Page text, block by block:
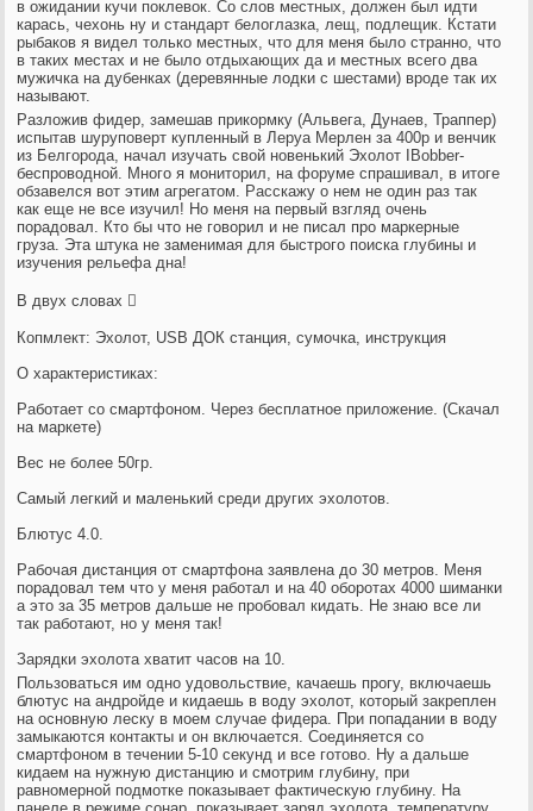
в ожидании кучи поклевок. Со слов местных, должен был идти
карась, чехонь ну и стандарт белоглазка, лещ, подлещик. Кстати
рыбаков я видел только местных, что для меня было странно, что
в таких местах и не было отдыхающих да и местных всего два
мужичка на дубенках (деревянные лодки с шестами) вроде так их
называют.
Разложив фидер, замешав прикормку (Альвега, Дунаев, Траппер)
испытав шуруповерт купленный в Леруа Мерлен за 400р и венчик
из Белгорода, начал изучать свой новенький Эхолот IBobber-
беспроводной. Много я мониторил, на форуме спрашивал, в итоге
обзавелся вот этим агрегатом. Расскажу о нем не один раз так
как еще не все изучил! Но меня на первый взгляд очень
порадовал. Кто бы что не говорил и не писал про маркерные
груза. Эта штука не заменимая для быстрого поиска глубины и
изучения рельефа дна!
В двух словах 
Копмлект: Эхолот, USB ДОК станция, сумочка, инструкция
О характеристиках:
Работает со смартфоном. Через бесплатное приложение. (Скачал
на маркете)
Вес не более 50гр.
Самый легкий и маленький среди других эхолотов.
Блютус 4.0.
Рабочая дистанция от смартфона заявлена до 30 метров. Меня
порадовал тем что у меня работал и на 40 оборотах 4000 шиманки
а это за 35 метров дальше не пробовал кидать. Не знаю все ли
так работают, но у меня так!
Зарядки эхолота хватит часов на 10.
Пользоваться им одно удовольствие, качаешь прогу, включаешь
блютус на андройде и кидаешь в воду эхолот, который закреплен
на основную леску в моем случае фидера. При попадании в воду
замыкаются контакты и он включается. Соединяется со
смартфоном в течении 5-10 секунд и все готово. Ну а дальше
кидаем на нужную дистанцию и смотрим глубину, при
равномерной подмотке показывает фактическую глубину. На